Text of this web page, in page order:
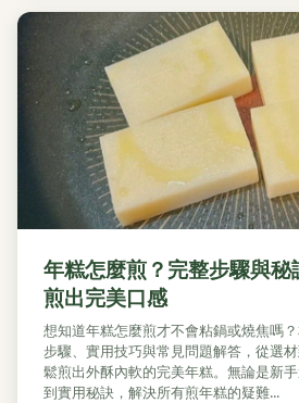
年糕怎麼煎？完整步驟與
煎出完美口感
想知道年糕怎麼煎才不會粘鍋或燒焦嗎
步驟、實用技巧與常見問題解答，從選
鬆煎出外酥內軟的完美年糕。無論是新
到實用秘訣，解決所有煎年糕的疑難...